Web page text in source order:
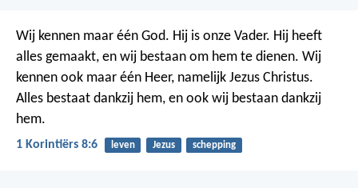
Wij kennen maar één God. Hij is onze Vader. Hij heeft
alles gemaakt, en wij bestaan om hem te dienen. Wij
kennen ook maar één Heer, namelijk Jezus Christus.
Alles bestaat dankzij hem, en ook wij bestaan dankzij
hem.
1 Korintiërs 8:6 leven Jezus schepping